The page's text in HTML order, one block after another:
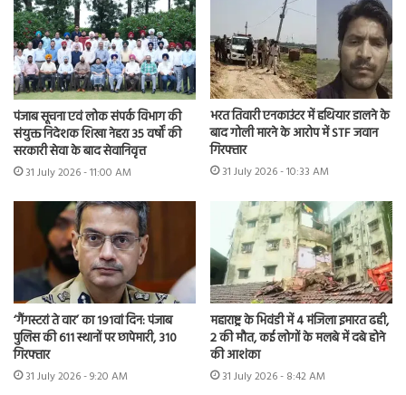
पंजाब सूचना एवं लोक संपर्क विभाग की
संयुक्त निदेशक शिखा नेहरा 35 वर्षों की
सरकारी सेवा के बाद सेवानिवृत्त
31 July 2026 - 11:00 AM
भरत तिवारी एनकाउंटर में हथियार डालने के
बाद गोली मारने के आरोप में STF जवान
गिरफ्तार
31 July 2026 - 10:33 AM
‘गैंगस्टरां ते वार’ का 191वां दिन: पंजाब
पुलिस की 611 स्थानों पर छापेमारी, 310
गिरफ्तार
31 July 2026 - 9:20 AM
महाराष्ट्र के भिवंडी में 4 मंजिला इमारत ढही,
2 की मौत, कई लोगों के मलबे में दबे होने
की आशंका
31 July 2026 - 8:42 AM